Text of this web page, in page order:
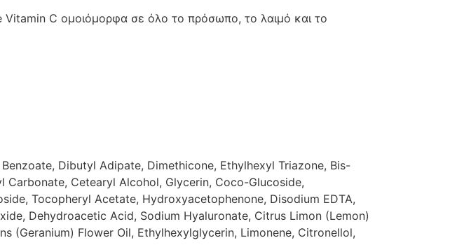
C ομοιόμορφα σε όλο το πρόσωπο, το λαιμό και το
Dibutyl Adipate, Dimethicone, Ethylhexyl Triazone, Bis-
Cetearyl Alcohol, Glycerin, Coco-Glucoside,
Tocopheryl Acetate, Hydroxyacetophenone, Disodium EDTA,
Dehydroacetic Acid, Sodium Hyaluronate, Citrus Limon (Lemon)
(Geranium) Flower Oil, Ethylhexylglycerin, Limonene, Citronellol,